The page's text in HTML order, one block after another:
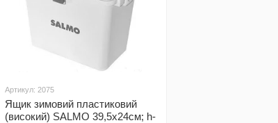
Артикул: 2075
Ящик зимовий пластиковий
(високий) SALMO 39,5х24см; h-